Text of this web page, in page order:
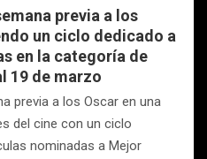
previa a los
un ciclo dedicado a
en la categoría de
19 de marzo
previa a los Oscar en una
del cine con un ciclo
nominadas a Mejor